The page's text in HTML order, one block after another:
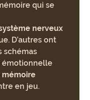
qui se
nerveux
D’autres ont
schémas
émotionnelle
mémoire
en jeu.